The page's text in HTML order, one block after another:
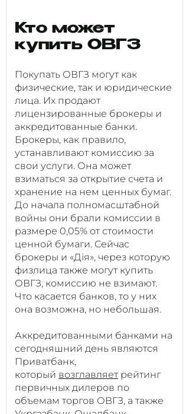
Кто может
купить ОВГЗ
Покупать ОВГЗ могут как
физические, так и юридические
лица. Их продают
лицензированные брокеры и
аккредитованные банки.
Брокеры, как правило,
устанавливают комиссию за
свои услуги. Она может
взиматься за открытие счета и
хранение на нем ценных бумаг.
До начала полномасштабной
войны они брали комиссии в
размере 0,05% от стоимости
ценной бумаги. Сейчас
брокеры и «Дія», через которую
физлица также могут купить
ОВГЗ, комиссию не взимают.
Что касается банков, то у них
она возможна, но небольшая.
Аккредитованными банками на
сегодняшний день являются
Приватбанк,
который возглавляетрейтинг
первичных дилеров по
объемам торгов ОВГЗ, а также